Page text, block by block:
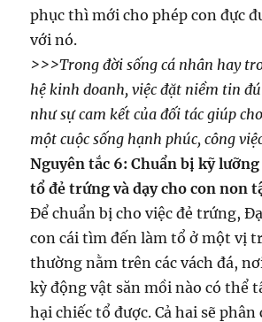
phục thì mới cho phép con đực
với nó.
>>>Trong đời sống cá nhân hay
hệ kinh doanh, việc đặt niềm tin
như sự cam kết của đối tác giúp
một cuộc sống hạnh phúc, công
Nguyên tắc 6: Chuẩn bị kỹ
tổ đẻ trứng và dạy cho con non
Để chuẩn bị cho việc đẻ trứng,
con cái tìm đến làm tổ ở một vị
thường nằm trên các vách đá,
kỳ động vật săn mồi nào có thể
hại chiếc tổ được. Cả hai sẽ